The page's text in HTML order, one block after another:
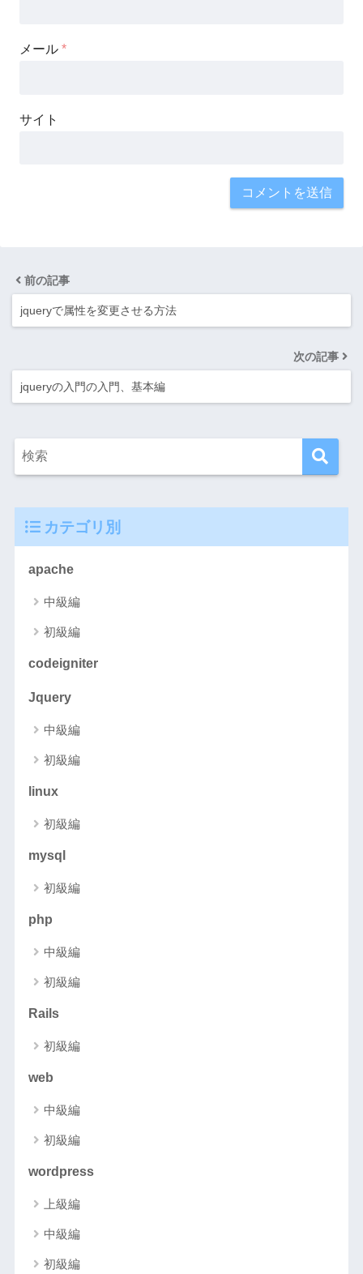
メール *
サイト
前の記事
jqueryで属性を変更させる方法
次の記事
jqueryの入門の入門、基本編
カテゴリ別
apache
中級編
初級編
codeigniter
Jquery
中級編
初級編
linux
初級編
mysql
初級編
php
中級編
初級編
Rails
初級編
web
中級編
初級編
wordpress
上級編
中級編
初級編